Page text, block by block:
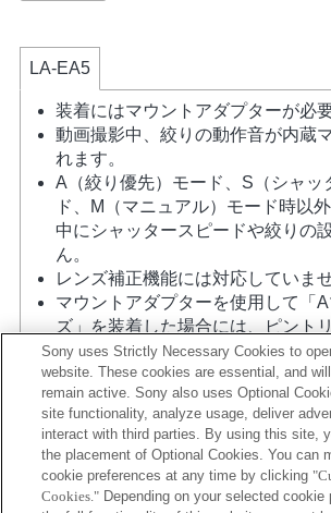
LA-EA5
装着にはマウントアダプターが必要
動画撮影中、絞りの動作音が内蔵
れます。
A（絞り優先）モード、S（シャッ
ド、M（マニュアル）モード時以
中にシャッタースピードや絞りの
ん。
レンズ補正機能には対応していませ
マウントアダプターを使用して「
ズ」を装着した場合には、ピント
MFアシスト機能は自動的には起動
スタムキー設定」で任意のキーに
しくは「MFアシスト」機能を割り
ださい
タッチシャッターは使用できません
ボディ内蔵手ブレ補正機能による3
（Pitch/Yaw/Roll）を行います。
Sony uses Strictly Necessary Cookies to
website. These cookies are essential, and
remain active. Sony also uses Optional
site functionality, analyze usage, deliver
interact with third parties. By using this site,
the placement of Optional Cookies. You can
cookie preferences at any time by clicking
Cookies." Depending on your selected cookie